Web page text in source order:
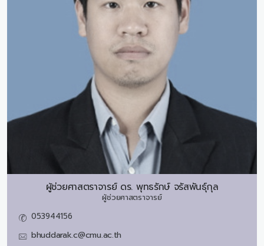
ผู้ช่วยศาสตราจารย์ ดร. พุทธรักษ์ จรัสพันธุ์กุล
ผู้ช่วยศาสตราจารย์
053944156
bhuddarak.c@cmu.ac.th